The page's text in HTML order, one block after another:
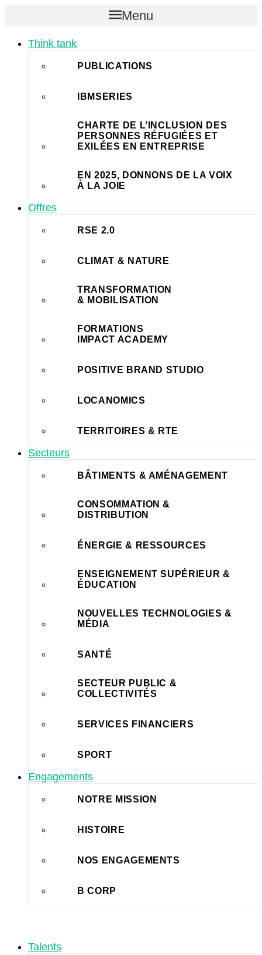
contenu
Menu
Think tank
PUBLICATIONS
IBMSERIES
CHARTE DE L’INCLUSION DES
PERSONNES RÉFUGIÉES ET
EXILÉES EN ENTREPRISE
EN 2025, DONNONS DE LA VOIX
À LA JOIE
Offres
RSE 2.0
CLIMAT & NATURE
TRANSFORMATION
& MOBILISATION
FORMATIONS
IMPACT ACADEMY
POSITIVE BRAND STUDIO
LOCANOMICS
TERRITOIRES & RTE
Secteurs
BÂTIMENTS & AMÉNAGEMENT
CONSOMMATION &
DISTRIBUTION
ÉNERGIE & RESSOURCES
ENSEIGNEMENT SUPÉRIEUR &
ÉDUCATION
NOUVELLES TECHNOLOGIES &
MÉDIA
SANTÉ
SECTEUR PUBLIC &
COLLECTIVITÉS
SERVICES FINANCIERS
SPORT
Engagements
NOTRE MISSION
HISTOIRE
NOS ENGAGEMENTS
B CORP
Talents